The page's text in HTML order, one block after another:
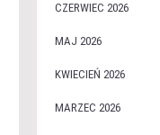
CZERWIEC 2026
MAJ 2026
KWIECIEŃ 2026
MARZEC 2026